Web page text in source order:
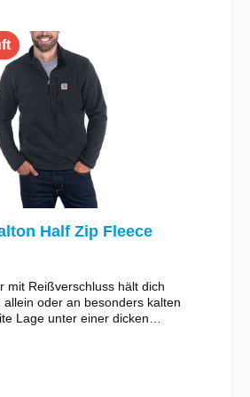
Half Zip Fleece
mit Reißverschluss hält dich
allein oder an besonders kalten
Lage unter einer dicken
Fleece und hat einen
In den